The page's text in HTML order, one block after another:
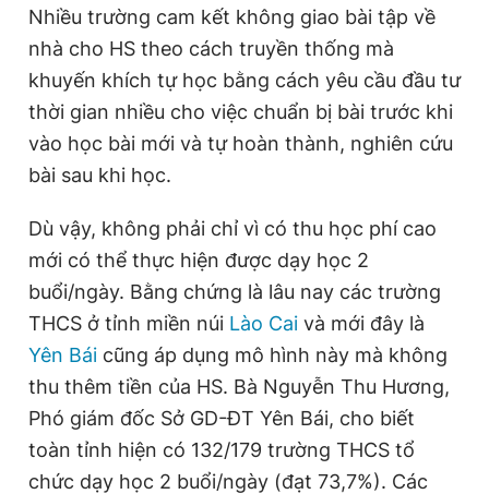
Nhiều trường cam kết không giao bài tập về
nhà cho HS theo cách truyền thống mà
khuyến khích tự học bằng cách yêu cầu đầu tư
thời gian nhiều cho việc chuẩn bị bài trước khi
vào học bài mới và tự hoàn thành, nghiên cứu
bài sau khi học.
Dù vậy, không phải chỉ vì có thu học phí cao
mới có thể thực hiện được dạy học 2
buổi/ngày. Bằng chứng là lâu nay các trường
THCS ở tỉnh miền núi Lào Cai và mới đây là
Yên Bái cũng áp dụng mô hình này mà không
thu thêm tiền của HS. Bà Nguyễn Thu Hương,
Phó giám đốc Sở GD-ĐT Yên Bái, cho biết
toàn tỉnh hiện có 132/179 trường THCS tổ
chức dạy học 2 buổi/ngày (đạt 73,7%). Các